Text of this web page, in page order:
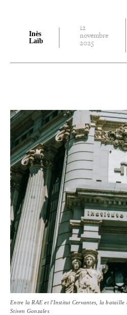
Inès
Laïb
12
novembre
2025
Entre la RAE et l'Institut Cervantes, la bataille
Stiven Gonzales